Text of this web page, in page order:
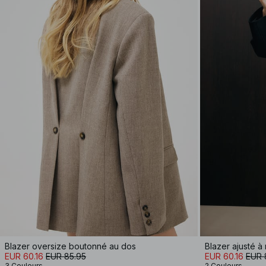
Blazer oversize boutonné au dos
EUR 60.16 EUR 85.95
Blazer ajusté à
EUR 60.16 EUR